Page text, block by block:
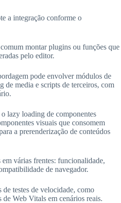
a integração conforme o
montar plugins ou funções que
pelo editor.
pode envolver módulos de
de media e scripts de terceiros, com
lazy loading de componentes
visuais que consomem
a prerenderização de conteúdos
várias frentes: funcionalidade,
de navegador.
testes de velocidade, como
Web Vitals em cenários reais.